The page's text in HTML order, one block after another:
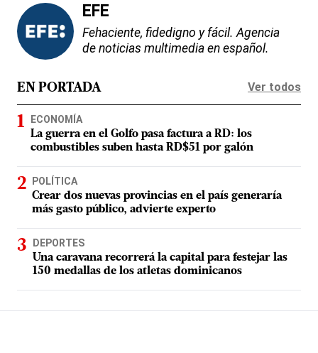
EFE
Fehaciente, fidedigno y fácil. Agencia
de noticias multimedia en español.
EN PORTADA Ver todos
ECONOMÍA
La guerra en el Golfo pasa factura a RD: los
combustibles suben hasta RD$51 por galón
POLÍTICA
Crear dos nuevas provincias en el país generaría
más gasto público, advierte experto
DEPORTES
Una caravana recorrerá la capital para festejar las
150 medallas de los atletas dominicanos